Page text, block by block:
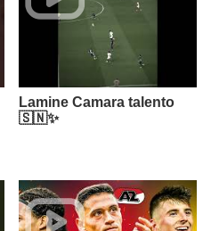
Lamine Camara talento
🇸🇳✨